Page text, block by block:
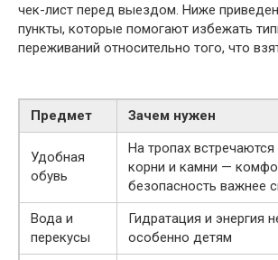
чек-лист перед выездом. Ниже
пункты, которые помогают избежать
переживаний относительно того, что
Предмет Зачем нужен
Удобная
обувь
На тропах встречаются
корни и камни —
безопасность важнее
Вода и
перекусы
Гидратация и энергия
особенно детям